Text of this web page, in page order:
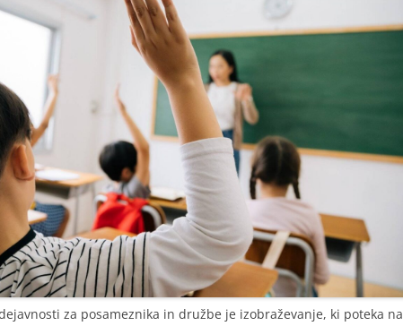
za posameznika in družbe je izobraževanje, ki poteka na